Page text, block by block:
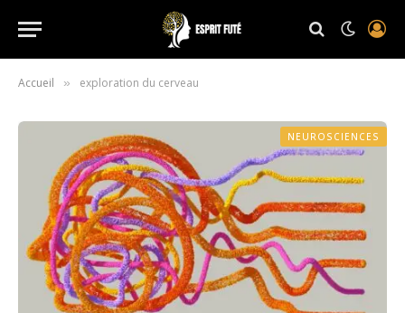
Accueil » exploration du cerveau
NEUROSCIENCES